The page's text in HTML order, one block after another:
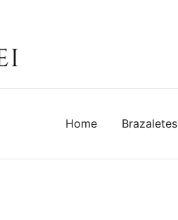
Home Brazaletes